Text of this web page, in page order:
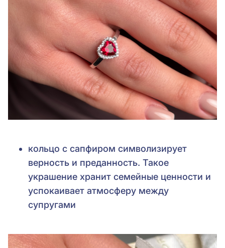
кольцо с сапфиром символизирует
верность и преданность. Такое
украшение хранит семейные ценности и
успокаивает атмосферу между
супругами